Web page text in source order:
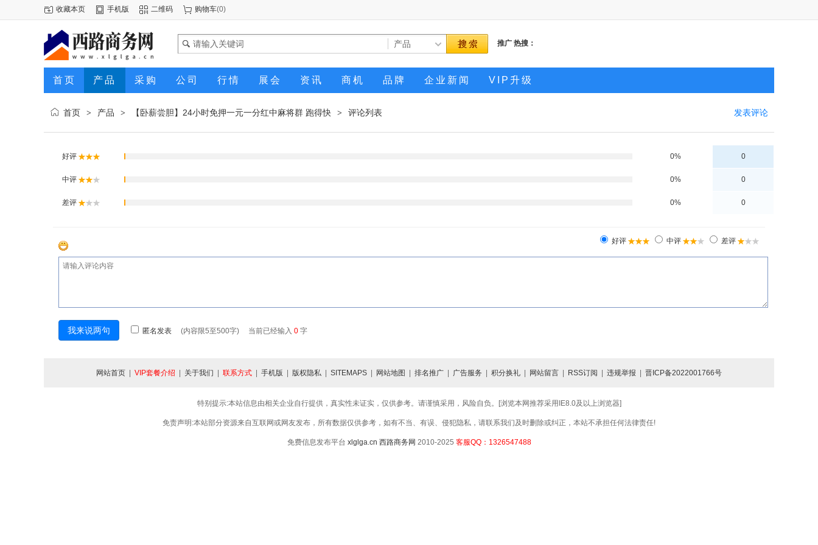
收藏本页 手机版 二维码 购物车(0)
推广 热搜：
首页 产品 采购 公司 行情 展会 资讯 商机 品牌 企业新闻 VIP升级
发表评论
首页 > 产品 > 【卧薪尝胆】24小时免押一元一分红中麻将群 跑得快 > 评论列表
好评 0% 0
中评 0% 0
差评 0% 0
好评 中评 差评
匿名发表 (内容限5至500字) 当前已经输入 0 字
网站首页 VIP套餐介绍 关于我们 联系方式 手机版 版权隐私 SITEMAPS 网站地图 排名推广 广告服务 积分换礼 网站留言 RSS订阅 违规举报 晋ICP备2022001766号
特别提示:本站信息由相关企业自行提供，真实性未证实，仅供参考。请谨慎采用，风险自负。[浏览本网推荐采用IE8.0及以上浏览器]
免责声明:本站部分资源来自互联网或网友发布，所有数据仅供参考，如有不当、有误、侵犯隐私，请联系我们及时删除或纠正，本站不承担任何法律责任!
免费信息发布平台 xlglga.cn 西路商务网 2010-2025 客服QQ：1326547488